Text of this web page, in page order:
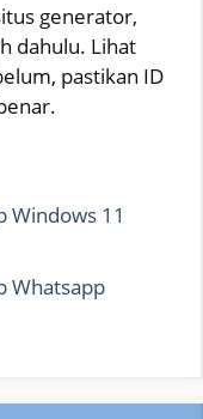
generator,
dahulu. Lihat
pastikan ID
Windows 11
Whatsapp